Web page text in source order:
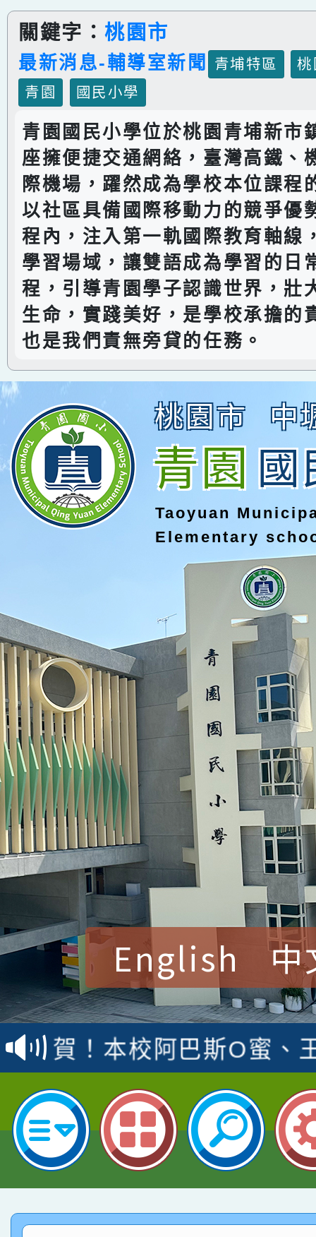
關鍵字：桃園市
最新消息-輔導室新聞 青埔特區
青園
國民小學
青園國民小學位於桃園青埔新市
座擁便捷交通網絡，臺灣高鐵、
際機場，躍然成為學校本位課程
以社區具備國際移動力的競爭優
程內，注入第一軌國際教育軸線
學習場域，讓雙語成為學習的日
程，引導青園學子認識世界，壯
生命，實踐美好，是學校承擔的
也是我們責無旁貸的任務。
桃園市 中
青園國
Taoyuan
Elementary
English 中
賀！本校參加桃園市中
賽 洪綺君教師榮獲社
名
賀！本校阿巴斯O蜜、
倩參加桃園市科展 國
名 指導老師王老師、
賀！本校四年二班張O
園市英語競賽國小朗
指導老師林老師
賀！本校參加桃園市中
賽 劉文瑛教師榮獲教
臺灣台語-第二名
賀！本校參與2026世
市賽榮獲科學小創客佳